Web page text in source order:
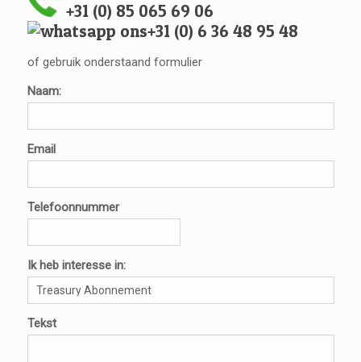
+31 (0) 85 065 69 06
+31 (0) 6 36 48 95 48
of gebruik onderstaand formulier
Naam:
Email
Telefoonnummer
Ik heb interesse in:
Tekst